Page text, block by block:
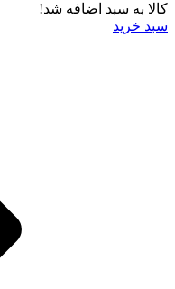
کالا به سبد اضافه شد!
سبد خرید